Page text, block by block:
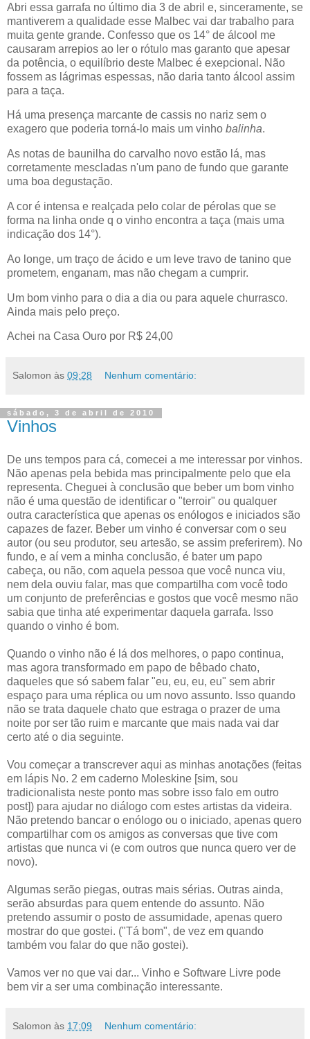
Abri essa garrafa no último dia 3 de abril e, sinceramente, se
mantiverem a qualidade esse Malbec vai dar trabalho para
muita gente grande. Confesso que os 14° de álcool me
causaram arrepios ao ler o rótulo mas garanto que apesar
da potência, o equilíbrio deste Malbec é exepcional. Não
fossem as lágrimas espessas, não daria tanto álcool assim
para a taça.
Há uma presença marcante de cassis no nariz sem o
exagero que poderia torná-lo mais um vinho balinha.
As notas de baunilha do carvalho novo estão lá, mas
corretamente mescladas n'um pano de fundo que garante
uma boa degustação.
A cor é intensa e realçada pelo colar de pérolas que se
forma na linha onde q o vinho encontra a taça (mais uma
indicação dos 14°).
Ao longe, um traço de ácido e um leve travo de tanino que
prometem, enganam, mas não chegam a cumprir.
Um bom vinho para o dia a dia ou para aquele churrasco.
Ainda mais pelo preço.
Achei na Casa Ouro por R$ 24,00
Salomon às 09:28 Nenhum comentário:
sábado, 3 de abril de 2010
Vinhos
De uns tempos para cá, comecei a me interessar por vinhos.
Não apenas pela bebida mas principalmente pelo que ela
representa. Cheguei à conclusão que beber um bom vinho
não é uma questão de identificar o "terroir" ou qualquer
outra característica que apenas os enólogos e iniciados são
capazes de fazer. Beber um vinho é conversar com o seu
autor (ou seu produtor, seu artesão, se assim preferirem). No
fundo, e aí vem a minha conclusão, é bater um papo
cabeça, ou não, com aquela pessoa que você nunca viu,
nem dela ouviu falar, mas que compartilha com você todo
um conjunto de preferências e gostos que você mesmo não
sabia que tinha até experimentar daquela garrafa. Isso
quando o vinho é bom.
Quando o vinho não é lá dos melhores, o papo continua,
mas agora transformado em papo de bêbado chato,
daqueles que só sabem falar "eu, eu, eu, eu" sem abrir
espaço para uma réplica ou um novo assunto. Isso quando
não se trata daquele chato que estraga o prazer de uma
noite por ser tão ruim e marcante que mais nada vai dar
certo até o dia seguinte.
Vou começar a transcrever aqui as minhas anotações (feitas
em lápis No. 2 em caderno Moleskine [sim, sou
tradicionalista neste ponto mas sobre isso falo em outro
post]) para ajudar no diálogo com estes artistas da videira.
Não pretendo bancar o enólogo ou o iniciado, apenas quero
compartilhar com os amigos as conversas que tive com
artistas que nunca vi (e com outros que nunca quero ver de
novo).
Algumas serão piegas, outras mais sérias. Outras ainda,
serão absurdas para quem entende do assunto. Não
pretendo assumir o posto de assumidade, apenas quero
mostrar do que gostei. ("Tá bom", de vez em quando
também vou falar do que não gostei).
Vamos ver no que vai dar... Vinho e Software Livre pode
bem vir a ser uma combinação interessante.
Salomon às 17:09 Nenhum comentário: